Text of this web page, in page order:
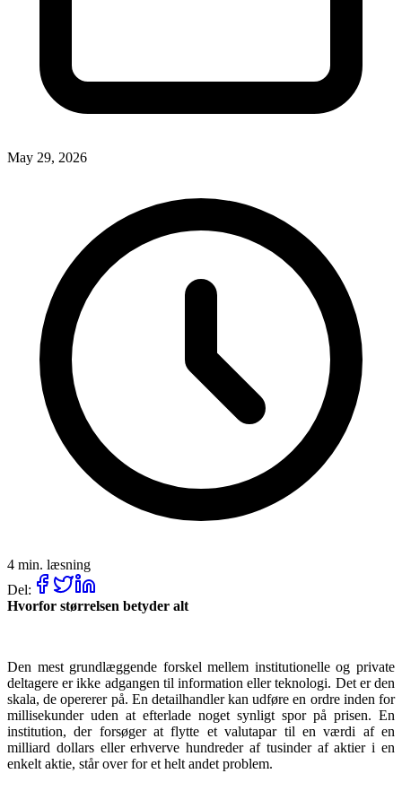
May 29, 2026
4 min. læsning
Del:
Hvorfor størrelsen betyder alt
Den mest grundlæggende forskel mellem institutionelle og private
deltagere er ikke adgangen til information eller teknologi. Det er den
skala, de opererer på. En detailhandler kan udføre en ordre inden for
millisekunder uden at efterlade noget synligt spor på prisen. En
institution, der forsøger at flytte et valutapar til en værdi af en
milliard dollars eller erhverve hundreder af tusinder af aktier i en
enkelt aktie, står over for et helt andet problem.